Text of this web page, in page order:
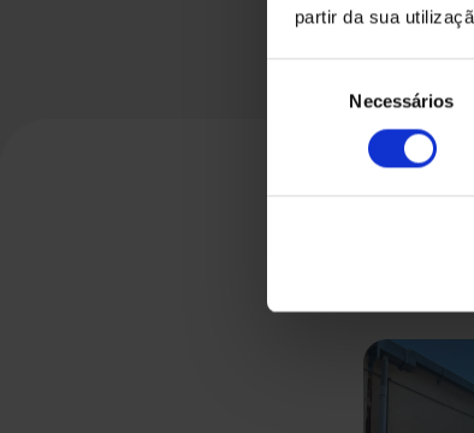
partir da sua
consentimento
Necessários